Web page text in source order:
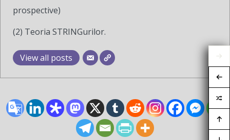
prospective)
(2) Teoria STRINGurilor.
View all posts